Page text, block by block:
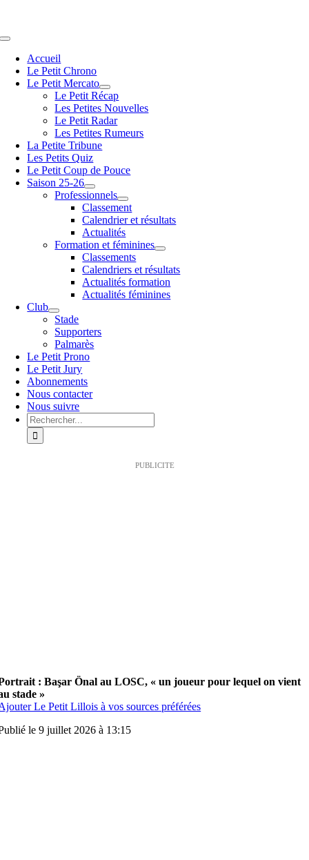
contenu
Navigation
basculeAccueil
Le Petit Chrono
Le Petit Mercato
Le Petit Récap
Les Petites Nouvelles
Le Petit Radar
Les Petites Rumeurs
La Petite Tribune
Les Petits Quiz
Le Petit Coup de Pouce
Saison 25-26
Professionnels
Classement
Calendrier et résultats
Actualités
Formation et féminines
Classements
Calendriers et résultats
Actualités formation
Actualités féminines
Club
Stade
Supporters
Palmarès
Le Petit Prono
Le Petit Jury
Abonnements
Nous contacter
Nous suivre
Rechercher:
PUBLICITE
: Başar Önal au LOSC, « un joueur pour lequel on vient
stade »
Le Petit Lillois à vos sources préférées
le 9 juillet 2026 à 13:15